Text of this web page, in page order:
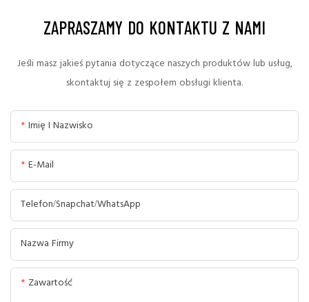
ZAPRASZAMY DO KONTAKTU Z NAMI
Jeśli masz jakieś pytania dotyczące naszych produktów lub usług,
skontaktuj się z zespołem obsługi klienta.
Imię I Nazwisko
E-Mail
Telefon/Snapchat/WhatsApp
Nazwa Firmy
Zawartość